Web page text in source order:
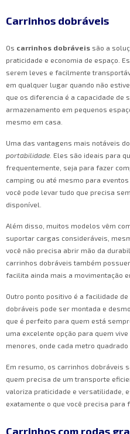
Carrinhos dobráveis
Os carrinhos dobráveis são a
praticidade e economia de espaço.
serem leves e facilmente
em qualquer lugar quando não
que os diferencia é a capacidade de
armazenamento em pequenos
mesmo em casa.
Uma das vantagens mais notáveis
portabilidade . Eles são ideais para
frequentemente, seja para fazer
camping ou até mesmo para
você pode levar tudo que precisa
disponível.
Além disso, muitos modelos vêm
suportar cargas consideráveis,
você não precisa abrir mão da
carrinhos dobráveis também
facilita ainda mais a movimentação
Outro ponto positivo é a facilidade
dobráveis pode ser montada e
que é perfeito para quem está
uma excelente opção para quem
menores, onde cada metro quadrado
Em resumo, os carrinhos dobráveis
quem precisa de um transporte
valoriza praticidade e versatilidade,
exatamente o que você precisa para
Carrinhos com rodas